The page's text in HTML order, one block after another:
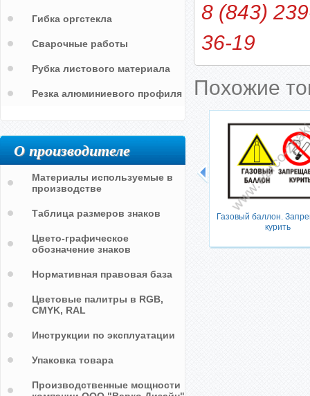
8 (843)
36-19
Похожие
Газовый баллон.
курить
Гибка оргстекла
Сварочные работы
Рубка листового материала
Резка алюминиевого профиля
О производителе
Материалы используемые в
производстве
Таблица размеров знаков
Цвето-графическое
обозначение знаков
Нормативная правовая база
Цветовые палитры в RGB,
CMYK, RAL
Инструкции по эксплуатации
Упаковка товара
Производственные мощности